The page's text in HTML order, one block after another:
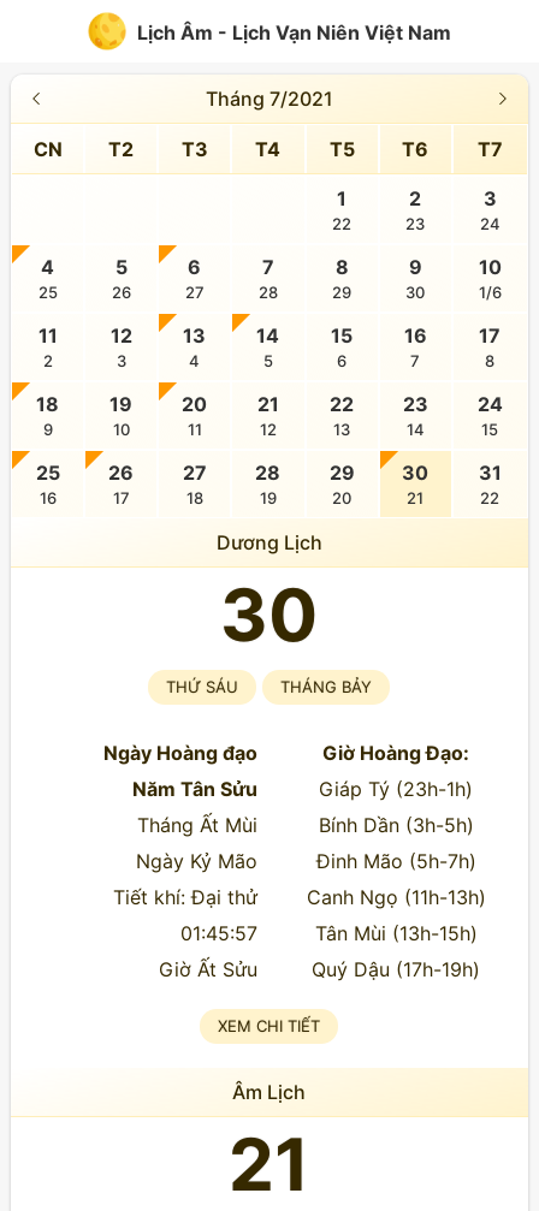
Lịch Âm - Lịch Vạn Niên Việt Nam
Tháng 7/2021
CN T2 T3 T4 T5 T6 T7
1
22
2
23
3
24
4
25
5
26
6
27
7
28
8
29
9
30
10
1/6
11
2
12
3
13
4
14
5
15
6
16
7
17
8
18
9
19
10
20
11
21
12
22
13
23
14
24
15
25
16
26
17
27
18
28
19
29
20
30
21
31
22
Dương Lịch
30
THỨ SÁU THÁNG BẢY
Ngày Hoàng đạo
Năm Tân Sửu
Tháng Ất Mùi
Ngày Kỷ Mão
Tiết khí: Đại thử
01:45:57
Giờ Ất Sửu
Giờ Hoàng Đạo:
Giáp Tý (23h-1h)
Bính Dần (3h-5h)
Đinh Mão (5h-7h)
Canh Ngọ (11h-13h)
Tân Mùi (13h-15h)
Quý Dậu (17h-19h)
XEM CHI TIẾT
Âm Lịch
21